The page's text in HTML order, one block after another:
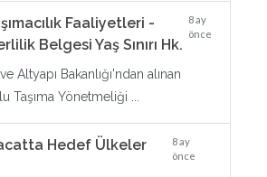
Faaliyetleri -
Belgesi Yaş Sınırı Hk.
8 ay
önce
Altyapı Bakanlığı'ndan alınan
Taşıma Yönetmeliği ...
Hedef Ülkeler
8 ay
önce